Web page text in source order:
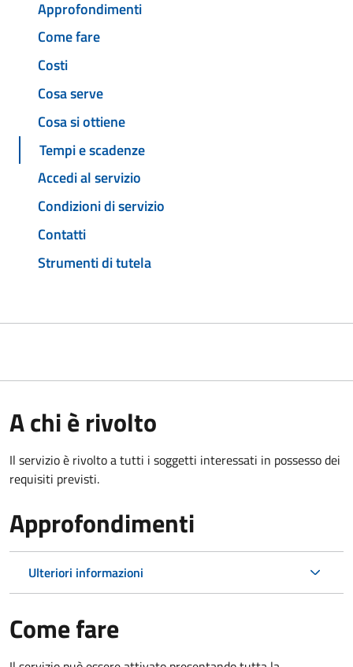
Approfondimenti
Come fare
Costi
Cosa serve
Cosa si ottiene
Tempi e scadenze
Accedi al servizio
Condizioni di servizio
Contatti
Strumenti di tutela
A chi è rivolto
Il servizio è rivolto a tutti i soggetti interessati in possesso dei
requisiti previsti.
Approfondimenti
Ulteriori informazioni
Come fare